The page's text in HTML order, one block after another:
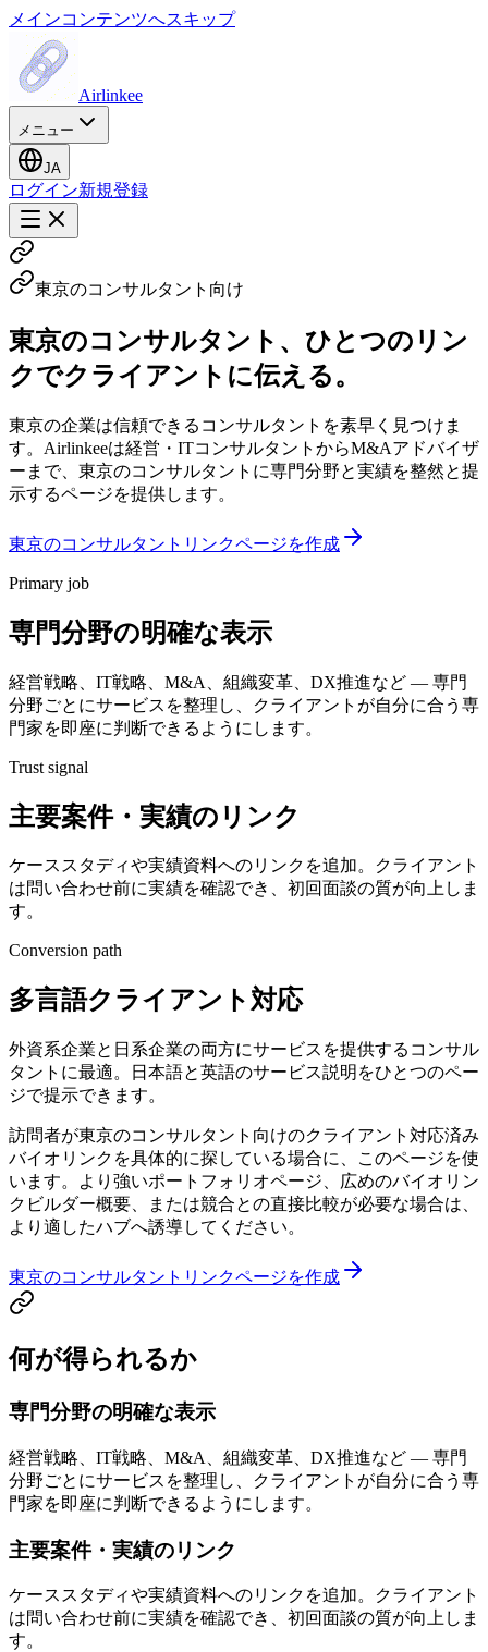
メインコンテンツへスキップ
Airlinkee
メニュー
JA
ログイン新規登録
東京のコンサルタント向け
東京のコンサルタント、ひとつのリン
クでクライアントに伝える。
東京の企業は信頼できるコンサルタントを素早く見つけま
す。Airlinkeeは経営・ITコンサルタントからM&Aアドバイザ
ーまで、東京のコンサルタントに専門分野と実績を整然と提
示するページを提供します。
東京のコンサルタントリンクページを作成
Primary job
専門分野の明確な表示
経営戦略、IT戦略、M&A、組織変革、DX推進など — 専門
分野ごとにサービスを整理し、クライアントが自分に合う専
門家を即座に判断できるようにします。
Trust signal
主要案件・実績のリンク
ケーススタディや実績資料へのリンクを追加。クライアント
は問い合わせ前に実績を確認でき、初回面談の質が向上しま
す。
Conversion path
多言語クライアント対応
外資系企業と日系企業の両方にサービスを提供するコンサル
タントに最適。日本語と英語のサービス説明をひとつのペー
ジで提示できます。
訪問者が東京のコンサルタント向けのクライアント対応済み
バイオリンクを具体的に探している場合に、このページを使
います。より強いポートフォリオページ、広めのバイオリン
クビルダー概要、または競合との直接比較が必要な場合は、
より適したハブへ誘導してください。
東京のコンサルタントリンクページを作成
何が得られるか
専門分野の明確な表示
経営戦略、IT戦略、M&A、組織変革、DX推進など — 専門
分野ごとにサービスを整理し、クライアントが自分に合う専
門家を即座に判断できるようにします。
主要案件・実績のリンク
ケーススタディや実績資料へのリンクを追加。クライアント
は問い合わせ前に実績を確認でき、初回面談の質が向上しま
す。